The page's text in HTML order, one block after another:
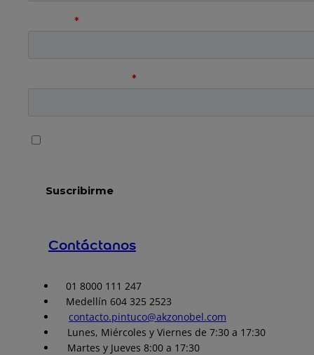
Contáctanos
01 8000 111 247
Medellín 604 325 2523
contacto.pintuco@akzonobel.com
Lunes, Miércoles y Viernes de 7:30 a 17:30
Martes y Jueves 8:00 a 17:30